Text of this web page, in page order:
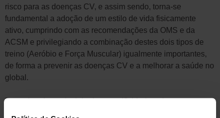
risco para as doenças CV, e assim sendo, torna-se
fundamental a adoção de um estilo de vida fisicamente
ativo, cumprindo com as recomendações da OMS e da
ACSM e privilegiando a combinação destes dois tipos de
treino (Aeróbio e Força Muscular) igualmente importantes,
de forma a prevenir as doenças CV e a melhorar a saúde no
global.
Respeitando o principio da especificidade e da